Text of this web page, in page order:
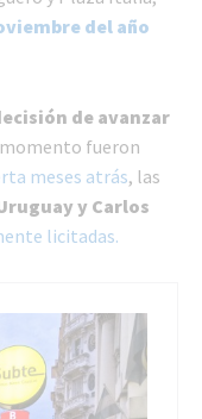
del año
de avanzar
fueron
meses atrás, las
y Carlos
licitadas.